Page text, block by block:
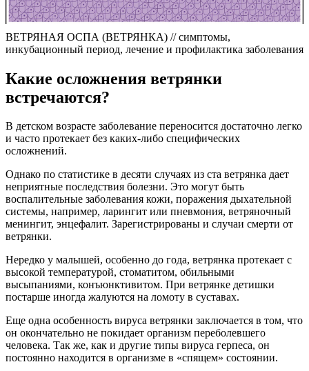
ВЕТРЯНАЯ ОСПА (ВЕТРЯНКА) // симптомы,
инкубационный период, лечение и профилактика заболевания
Какие осложнения ветрянки
встречаются?
В детском возрасте заболевание переносится достаточно легко
и часто протекает без каких-либо специфических
осложнений.
Однако по статистике в десяти случаях из ста ветрянка дает
неприятные последствия болезни. Это могут быть
воспалительные заболевания кожи, поражения дыхательной
системы, например, ларингит или пневмония, ветряночный
менингит, энцефалит. Зарегистрированы и случаи смерти от
ветрянки.
Нередко у малышей, особенно до года, ветрянка протекает с
высокой температурой, стоматитом, обильными
высыпаниями, конъюнктивитом. При ветрянке детишки
постарше иногда жалуются на ломоту в суставах.
Еще одна особенность вируса ветрянки заключается в том, что
он окончательно не покидает организм переболевшего
человека. Так же, как и другие типы вируса герпеса, он
постоянно находится в организме в «спящем» состоянии.